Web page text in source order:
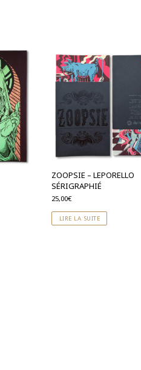
ZOOPSIE – LEPORELLO
SÉRIGRAPHIÉ
25,00€
LIRE LA SUITE